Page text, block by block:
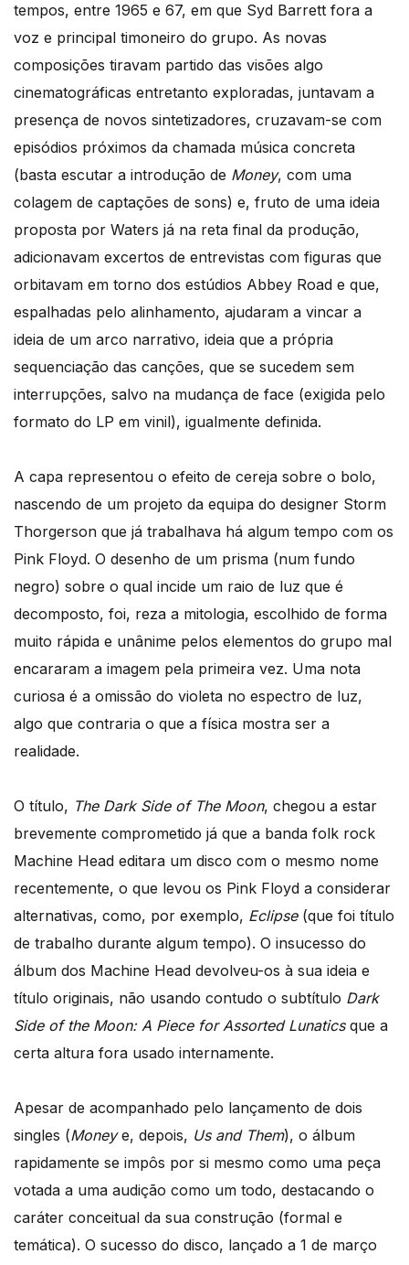
tempos, entre 1965 e 67, em que Syd Barrett fora a
voz e principal timoneiro do grupo. As novas
composições tiravam partido das visões algo
cinematográficas entretanto exploradas, juntavam a
presença de novos sintetizadores, cruzavam-se com
episódios próximos da chamada música concreta
(basta escutar a introdução de Money, com uma
colagem de captações de sons) e, fruto de uma ideia
proposta por Waters já na reta final da produção,
adicionavam excertos de entrevistas com figuras que
orbitavam em torno dos estúdios Abbey Road e que,
espalhadas pelo alinhamento, ajudaram a vincar a
ideia de um arco narrativo, ideia que a própria
sequenciação das canções, que se sucedem sem
interrupções, salvo na mudança de face (exigida pelo
formato do LP em vinil), igualmente definida.
A capa representou o efeito de cereja sobre o bolo,
nascendo de um projeto da equipa do designer Storm
Thorgerson que já trabalhava há algum tempo com os
Pink Floyd. O desenho de um prisma (num fundo
negro) sobre o qual incide um raio de luz que é
decomposto, foi, reza a mitologia, escolhido de forma
muito rápida e unânime pelos elementos do grupo mal
encararam a imagem pela primeira vez. Uma nota
curiosa é a omissão do violeta no espectro de luz,
algo que contraria o que a física mostra ser a
realidade.
O título, The Dark Side of The Moon, chegou a estar
brevemente comprometido já que a banda folk rock
Machine Head editara um disco com o mesmo nome
recentemente, o que levou os Pink Floyd a considerar
alternativas, como, por exemplo, Eclipse(que foi título
de trabalho durante algum tempo). O insucesso do
álbum dos Machine Head devolveu-os à sua ideia e
título originais, não usando contudo o subtítulo Dark
Side of the Moon: A Piece for Assorted Lunaticsque a
certa altura fora usado internamente.
Apesar de acompanhado pelo lançamento de dois
singles (Moneye, depois, Us and Them), o álbum
rapidamente se impôs por si mesmo como uma peça
votada a uma audição como um todo, destacando o
caráter conceitual da sua construção (formal e
temática). O sucesso do disco, lançado a 1 de março